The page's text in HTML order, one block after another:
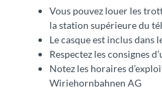
Vous pouvez louer les
la station supérieure du
Le casque est inclus dans
Respectez les consignes
Notez les horaires
Wiriehornbahnen AG